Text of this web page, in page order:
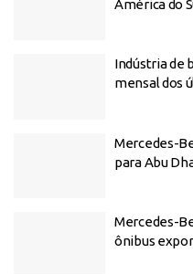
América do
Indústria de
mensal dos
Mercedes-
para Abu
Mercedes-
ônibus